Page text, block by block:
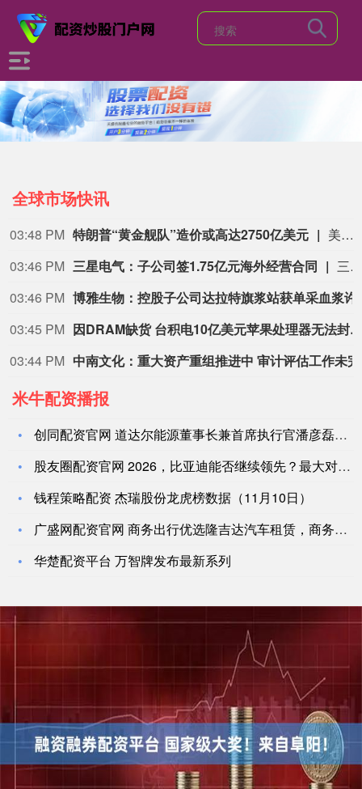
全球市场快讯
03:48 PM 特朗普“黄金舰队”造价或高达2750亿美元
美国国会预算办公室5日发布的报告估算，美国总统特朗普要求打造的海军全新核动力“黄金舰队”可能需要在今后数十年间支出约2750亿美元。其中，首艘“特朗普级”战列舰“无畏”号预估造价比原来至少高50%。特朗普2025年12月宣布美军将打造“黄金舰队”，首批建造两艘战列舰，之后将很快再建造8艘，最终将有20至25艘新型战列舰。这些战列舰排水量为3万至4万吨，配备高超音速武器、轨道炮、巡航导弹和激光武器，将成为美国海军舰队的旗舰。国会预算办公室5日的报告说，依照美国海军最初向国会提交的预算，首舰“无畏”号以2026年美元价值计算，成本约为151亿美元，第二艘和第三艘战列舰平均造价为102亿美元。（新华社）
03:46 PM 三星电气：子公司签1.75亿元海外经营合同
三星电气公告称，下属控股子公司福克斯签订波兰电力局AMI智能计量基础设施交付项目，合同金额总计97,295,900兹罗提，约合1.75亿元人民币，占公司2025年度经审计营收的1.22%。该合同履行将对业绩产生积极影响，是公司在波兰用电业务重要突破，利于巩固欧洲业务优势。不过，合同履行存在不可抗力、国际贸易政策等风险。
03:46 PM
03:45 PM
因DRAM缺货 台积电10亿美元苹果处理器无法封装
03:44 PM
米牛配资播报
创同配资官网 道达尔能源董事长兼首席执行官潘彦磊——持续为中
股友圈配资官网 2026，比亚迪能否继续领先？最大对手是吉利
钱程策略配资 杰瑞股份龙虎榜数据（11月10日）
广盛网配资官网 商务出行优选隆吉达汽车租赁，商务会议/旅游包
华楚配资平台 万智牌发布最新系列